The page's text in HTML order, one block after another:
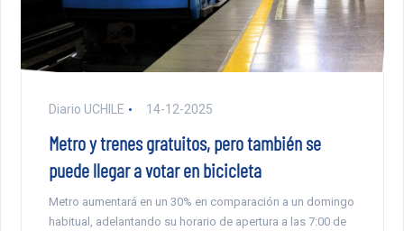
Diario UCHILE 14-12-2025
Metro y trenes gratuitos, pero también se
puede llegar a votar en bicicleta
Metro aumentará en un 30% en comparación a un domingo
habitual, adelantando su horario de apertura a las 7:00 de